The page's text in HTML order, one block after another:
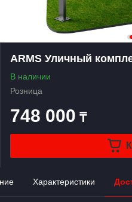
ARMS Уличный
В наличии
Розница
748 000 ₸
Характеристики